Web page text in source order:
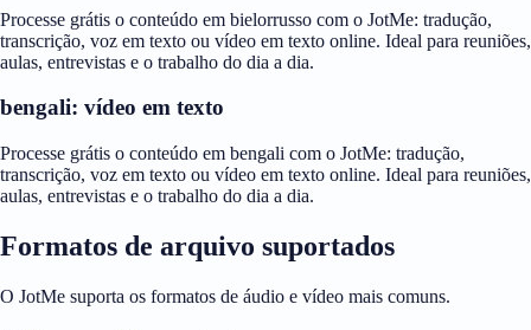
Processe grátis o conteúdo em bielorrusso com o JotMe: tradução,
transcrição, voz em texto ou vídeo em texto online. Ideal para reuniões,
aulas, entrevistas e o trabalho do dia a dia.
bengali: vídeo em texto
Processe grátis o conteúdo em bengali com o JotMe: tradução,
transcrição, voz em texto ou vídeo em texto online. Ideal para reuniões,
aulas, entrevistas e o trabalho do dia a dia.
Formatos de arquivo suportados
O JotMe suporta os formatos de áudio e vídeo mais comuns.